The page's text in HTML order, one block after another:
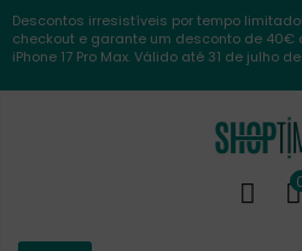
Descontos irresistíveis por tempo
checkout e garante um desconto de 40€
iPhone 17 Pro Max. Válido até 31 de julho